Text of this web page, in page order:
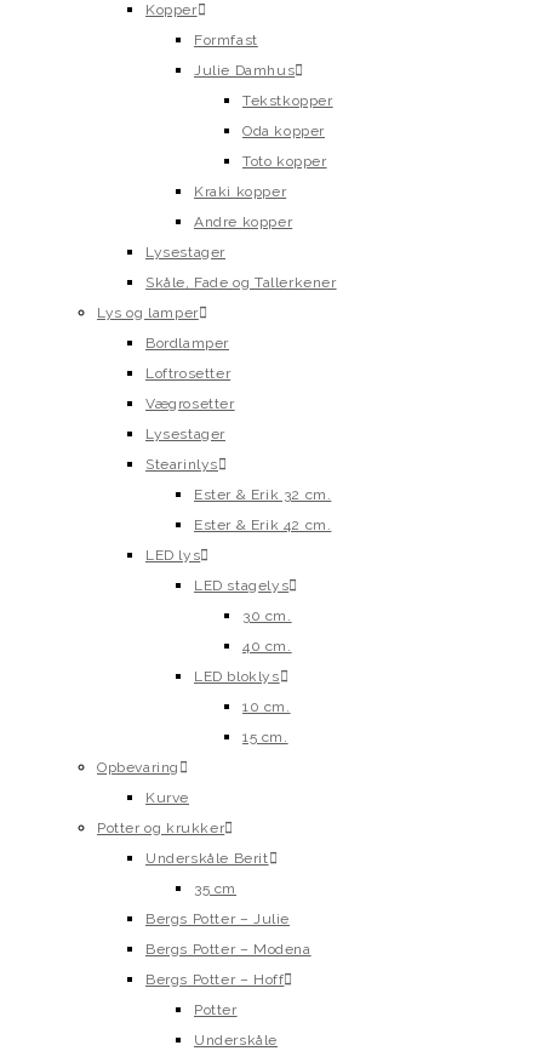
Kopper
Formfast
Julie Damhus
Tekstkopper
Oda kopper
Toto kopper
Kraki kopper
Andre kopper
Lysestager
Skåle, Fade og Tallerkener
Lys og lamper
Bordlamper
Loftrosetter
Vægrosetter
Lysestager
Stearinlys
Ester & Erik 32 cm.
Ester & Erik 42 cm.
LED lys
LED stagelys
30 cm.
40 cm.
LED bloklys
10 cm.
15 cm.
Opbevaring
Kurve
Potter og krukker
Underskåle Berit
35 cm
Bergs Potter – Julie
Bergs Potter – Modena
Bergs Potter – Hoff
Potter
Underskåle